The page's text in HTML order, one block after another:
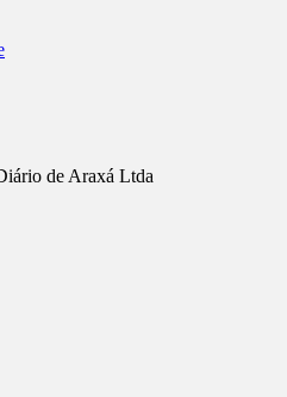
de Araxá Ltda